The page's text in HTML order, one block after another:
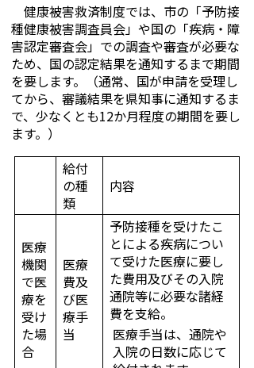
健康被害救済制度では、市の「予防接
種健康被害調査員会」や国の「疾病・障
害認定審査会」での調査や審査が必要な
ため、国の認定結果を通知するまで期間
を要します。（通常、国が申請を受理し
てから、審議結果を県知事に通知するま
で、少なくとも12か月程度の期間を要し
ます。）
給付
の種
類
内容
医療
機関
で医
療を
受け
た場
合
医療
費及
び医
療手
当
予防接種を受けたこ
とによる疾病につい
て受けた医療に要し
た費用及びその入院
通院等に必要な諸経
費を支給。
医療手当は、通院や
入院の日数に応じて